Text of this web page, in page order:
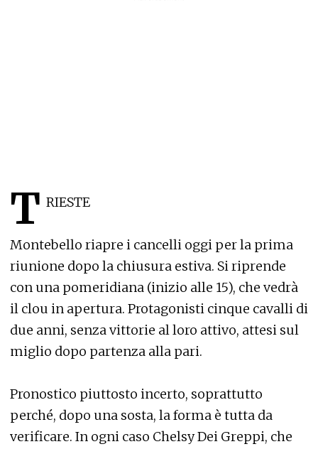
T RIESTE
Montebello riapre i cancelli oggi per la prima
riunione dopo la chiusura estiva. Si riprende
con una pomeridiana (inizio alle 15), che vedrà
il clou in apertura. Protagonisti cinque cavalli di
due anni, senza vittorie al loro attivo, attesi sul
miglio dopo partenza alla pari.
Pronostico piuttosto incerto, soprattutto
perché, dopo una sosta, la forma è tutta da
verificare. In ogni caso Chelsy Dei Greppi, che